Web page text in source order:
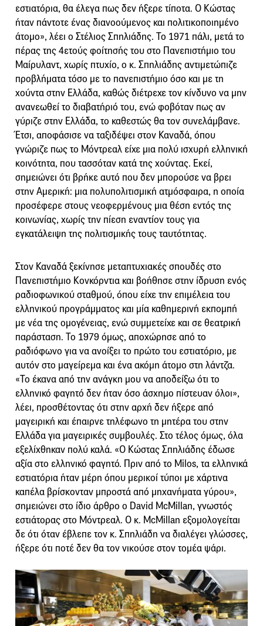
εστιατόρια, θα έλεγα πως δεν ήξερε τίποτα. Ο Κώστας
ήταν πάντοτε ένας διανοούμενος και πολιτικοποιημένο
άτομο», λέει ο Στέλιος Σπηλιάδης. Το 1971 πάλι, μετά το
πέρας της 4ετούς φοίτησής του στο Πανεπιστήμιο του
Μαίρυλαντ, χωρίς πτυχίο, ο κ. Σπηλιάδης αντιμετώπιζε
προβλήματα τόσο με το πανεπιστήμιο όσο και με τη
χούντα στην Ελλάδα, καθώς διέτρεχε τον κίνδυνο να μην
ανανεωθεί το διαβατήριό του, ενώ φοβόταν πως αν
γύριζε στην Ελλάδα, το καθεστώς θα τον συνελάμβανε.
Έτσι, αποφάσισε να ταξιδέψει στον Καναδά, όπου
γνώριζε πως το Μόντρεαλ είχε μια πολύ ισχυρή ελληνική
κοινότητα, που τασσόταν κατά της χούντας. Εκεί,
σημειώνει ότι βρήκε αυτό που δεν μπορούσε να βρει
στην Αμερική: μια πολυπολιτισμική ατμόσφαιρα, η οποία
προσέφερε στους νεοφερμένους μια θέση εντός της
κοινωνίας, χωρίς την πίεση εναντίον τους για
εγκατάλειψη της πολιτισμικής τους ταυτότητας.
Στον Καναδά ξεκίνησε μεταπτυχιακές σπουδές στο
Πανεπιστήμιο Κονκόρντια και βοήθησε στην ίδρυση ενός
ραδιοφωνικού σταθμού, όπου είχε την επιμέλεια του
ελληνικού προγράμματος και μία καθημερινή εκπομπή
με νέα της ομογένειας, ενώ συμμετείχε και σε θεατρική
παράσταση. Το 1979 όμως, αποχώρησε από το
ραδιόφωνο για να ανοίξει το πρώτο του εστιατόριο, με
αυτόν στο μαγείρεμα και ένα ακόμη άτομο στη λάντζα.
«Το έκανα από την ανάγκη μου να αποδείξω ότι το
ελληνικό φαγητό δεν ήταν όσο άσχημο πίστευαν όλοι»,
λέει, προσθέτοντας ότι στην αρχή δεν ήξερε από
μαγειρική και έπαιρνε τηλέφωνο τη μητέρα του στην
Ελλάδα για μαγειρικές συμβουλές. Στο τέλος όμως, όλα
εξελίχθηκαν πολύ καλά. «Ο Κώστας Σπηλιάδης έδωσε
αξία στο ελληνικό φαγητό. Πριν από το Milos, τα ελληνικά
εστιατόρια ήταν μέρη όπου μερικοί τύποι με χάρτινα
καπέλα βρίσκονταν μπροστά από μηχανήματα γύρου»,
σημειώνει στο ίδιο άρθρο ο David McMillan, γνωστός
εστιάτορας στο Μόντρεαλ. Ο κ. McMillan εξομολογείται
δε ότι όταν έβλεπε τον κ. Σπηλιάδη να διαλέγει γλώσσες,
ήξερε ότι ποτέ δεν θα τον νικούσε στον τομέα ψάρι.